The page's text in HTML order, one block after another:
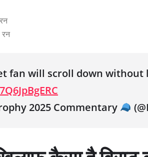
रन
fan will scroll down without
2025 Commentary